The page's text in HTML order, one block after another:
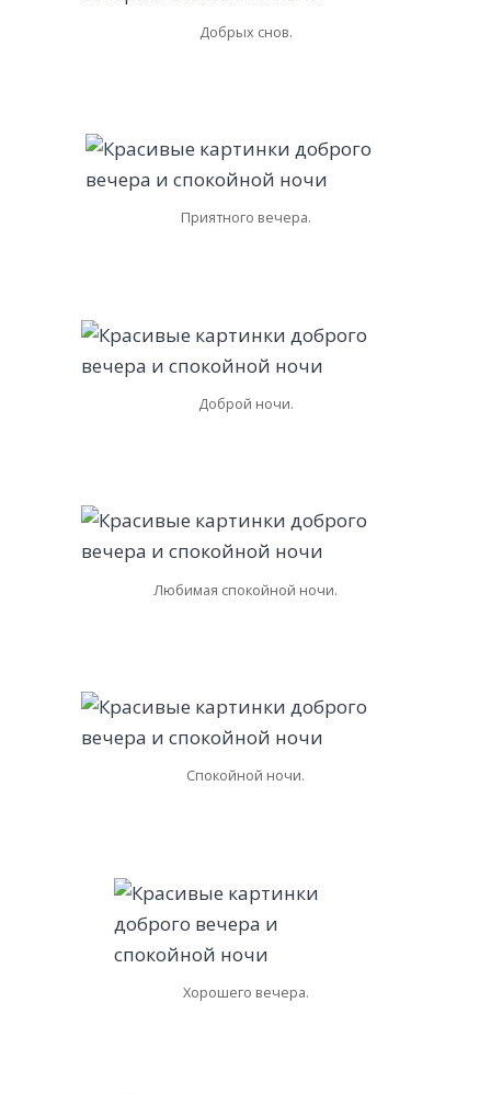
Добрых снов.
Приятного вечера.
Доброй ночи.
Любимая спокойной ночи.
Спокойной ночи.
Хорошего вечера.